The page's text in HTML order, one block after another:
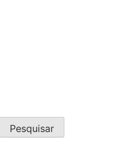
Pesquisar